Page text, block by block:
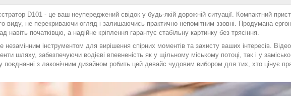
D101 - це ваш неупереджений свідок у будь-якій дорожній ситуації. Компактний
виду, не перекриваючи огляд і залишаючись практично непомітним ззовні. Продумана
навіть початківцю, а надійне кріплення гарантує стабільну картинку без трясіння.
незамінним інструментом для вирішення спірних моментів та захисту ваших інтересів.
шляху, забезпечуючи водієві впевненість як у щільному міському потоці, так і у
поєднанні з лаконічним дизайном робить цей девайс чудовим вибором для тих, хто цінує